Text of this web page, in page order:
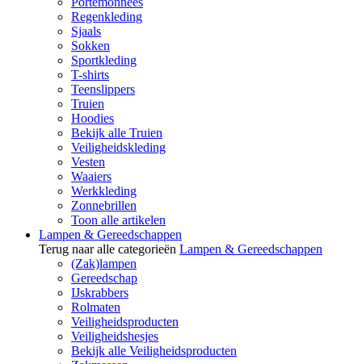
Regenkleding
Sjaals
Sokken
Sportkleding
T-shirts
Teenslippers
Truien
Hoodies
Bekijk alle Truien
Veiligheidskleding
Vesten
Waaiers
Werkkleding
Zonnebrillen
Toon alle artikelen
Lampen & Gereedschappen
Terug naar alle categorieën Lampen & Gereedschappen
(Zak)lampen
Gereedschap
IJskrabbers
Rolmaten
Veiligheidsproducten
Veiligheidshesjes
Bekijk alle Veiligheidsproducten